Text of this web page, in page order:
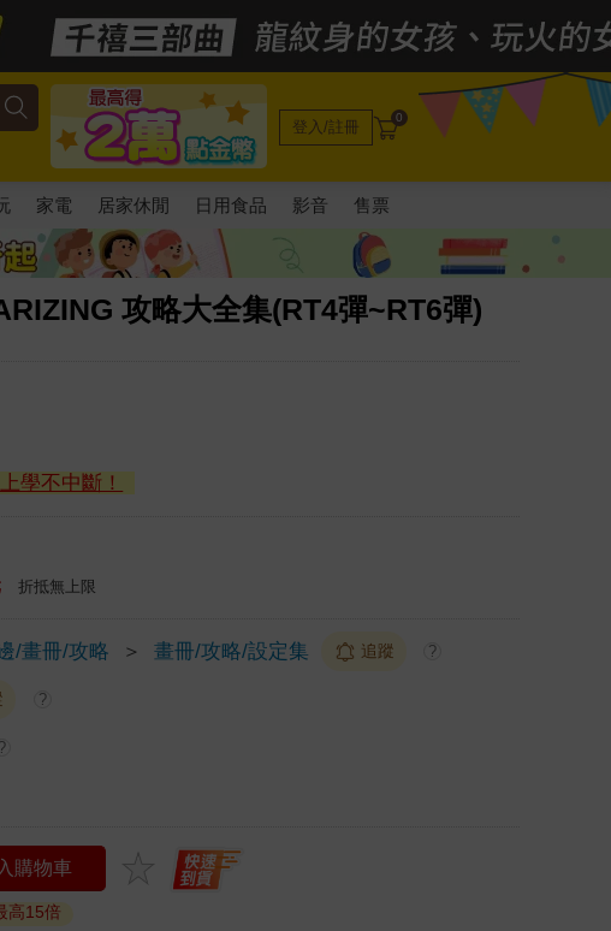
登入/註冊 0
家電 居家休閒 日用食品 影音 售票
攻略大全集(RT4彈~RT6彈)
學不中斷！
折抵無上限
/畫冊/攻略 ＞ 畫冊/攻略/設定集 追蹤 ?
?
?
購物車
高15倍